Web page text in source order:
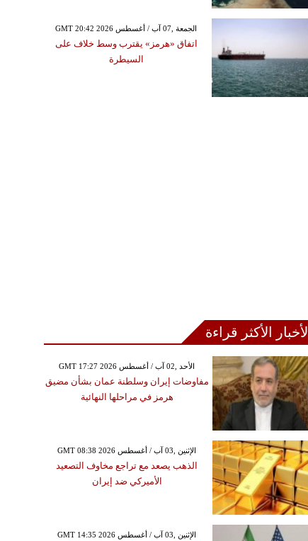
GMT 20:42 2026 الجمعة ,07 آب / أغسطس
اتفاق «هرمز» يقترب وسط خلاف على
السيطرة
الأكثر قراءة
GMT 17:27 2026 الأحد ,02 آب / أغسطس
مفاوضات إيران وسلطنة عمان بشأن مضيق
هرمز في مراحلها النهائية
GMT 08:38 2026 الإثنين ,03 آب / أغسطس
الذهب يصعد مع تراجع مخاوف التصعيد
الأميركي ضد إيران
GMT 14:35 2026 الإثنين ,03 آب / أغسطس